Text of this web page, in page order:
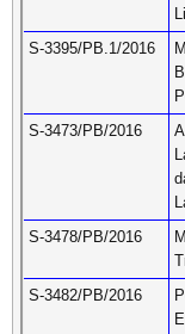
S-3395/PB.1/2016
S-3473/PB/2016
S-3478/PB/2016
S-3482/PB/2016